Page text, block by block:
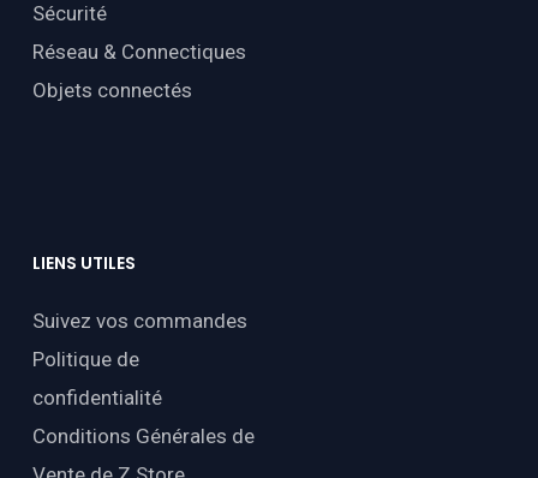
Sécurité
Réseau & Connectiques
Objets connectés
LIENS UTILES
Suivez vos commandes
Politique de
confidentialité
Conditions Générales de